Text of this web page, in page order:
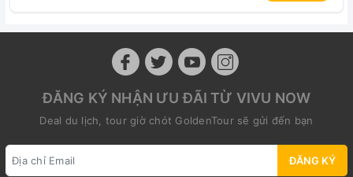
ĐĂNG KÝ NHẬN ƯU ĐÃI TỪ VIVU NOW
Deal du lịch, tour giờ chót GoldenTour sẽ gửi đến bạn
ĐĂNG KÝ